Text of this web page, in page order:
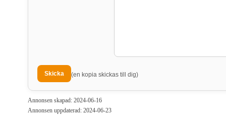
(en kopia skickas till dig)
Annonsen skapad: 2024-06-16
Annonsen uppdaterad: 2024-06-23